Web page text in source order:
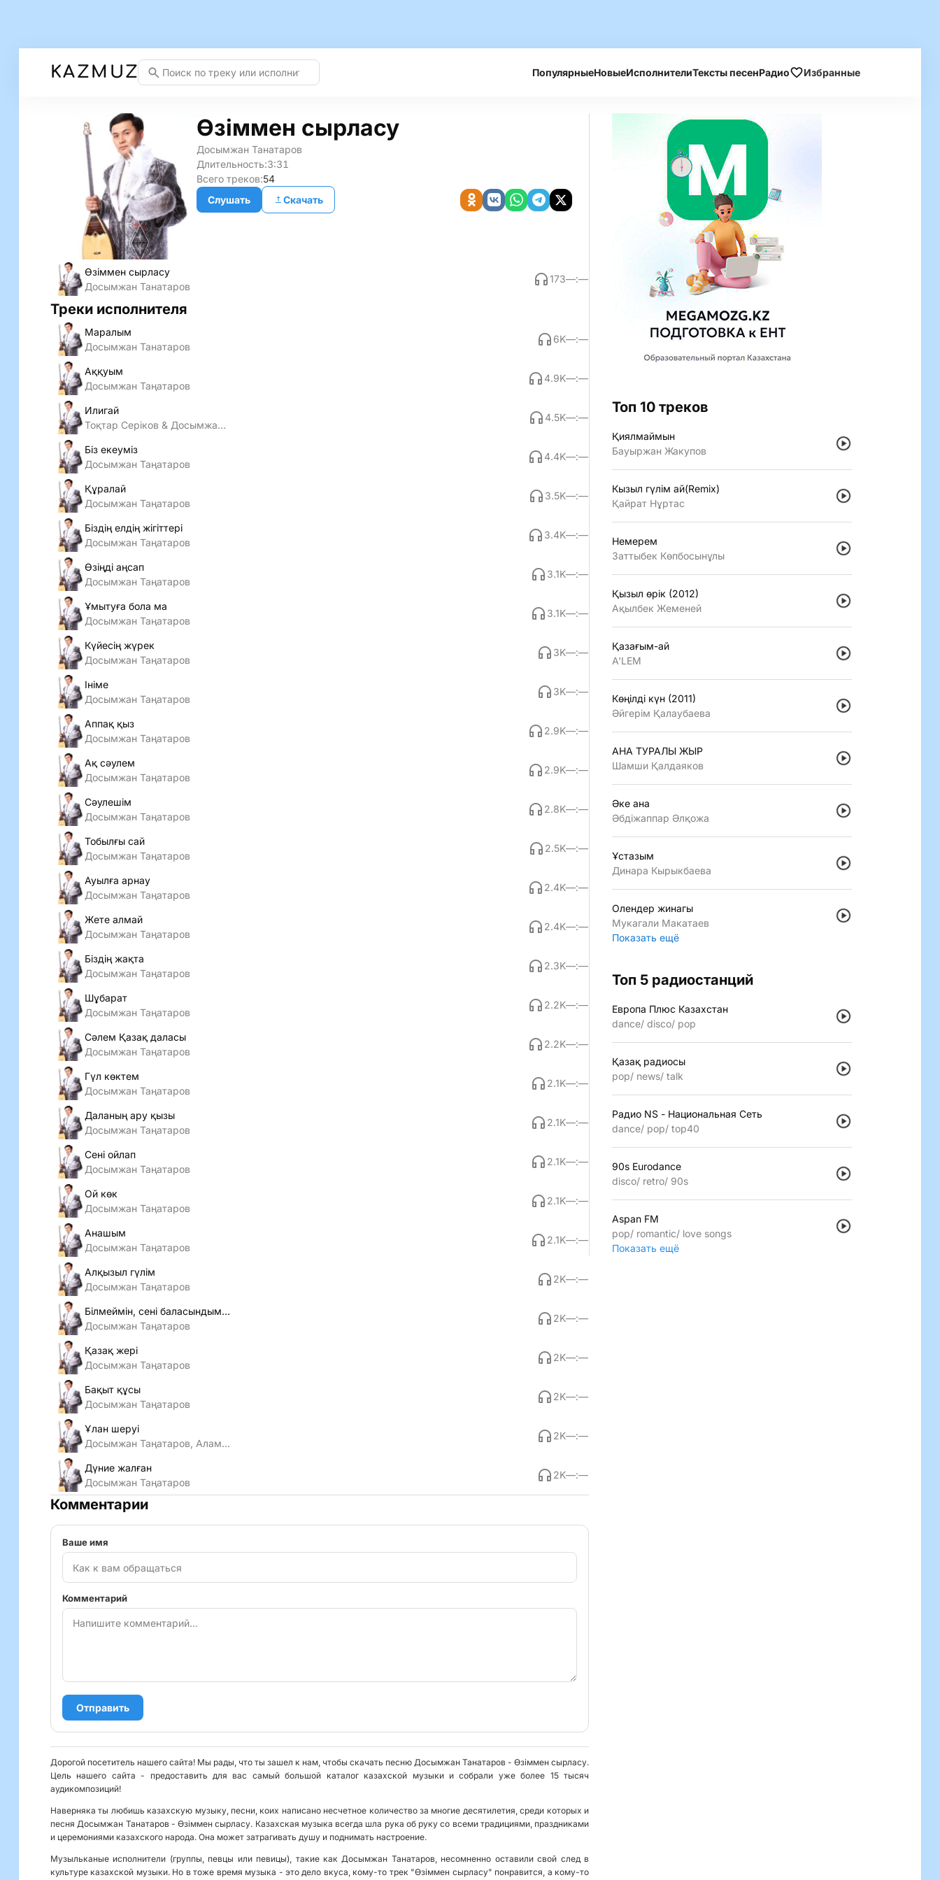
KAZMUZ ПопулярныеНовыеИсполнителиТексты песенРадио Избранные
Өзіммен сырласу
Досымжан Танатаров
Длительность:3:31
Всего треков:54
Слушать
Скачать
Өзіммен сырласу
Досымжан Танатаров
173—:—
Треки исполнителя
Маралым
Досымжан Танатаров
6K—:—
Аққуым
Досымжан Таңатаров
4.9K—:—
Илигай
Тоқтар Серіков & Досымжан Таңатаров & Саят Медеуов
4.5K—:—
Біз екеуміз
Досымжан Таңатаров
4.4K—:—
Құралай
Досымжан Таңатаров
3.5K—:—
Біздің елдің жігіттері
Досымжан Таңатаров
3.4K—:—
Өзiңдi аңсап
Досымжан Таңатаров
3.1K—:—
Ұмытуға бола ма
Досымжан Таңатаров
3.1K—:—
Күйесің жүрек
Досымжан Таңатаров
3K—:—
Ініме
Досымжан Таңатаров
3K—:—
Аппақ қыз
Досымжан Таңатаров
2.9K—:—
Ақ сәулем
Досымжан Таңатаров
2.9K—:—
Сәулешім
Досымжан Таңатаров
2.8K—:—
Тобылғы сай
Досымжан Таңатаров
2.5K—:—
Ауылға арнау
Досымжан Таңатаров
2.4K—:—
Жете алмай
Досымжан Таңатаров
2.4K—:—
Біздің жақта
Досымжан Таңатаров
2.3K—:—
Шұбарат
Досымжан Таңатаров
2.2K—:—
Сәлем Қазақ даласы
Досымжан Таңатаров
2.2K—:—
Гүл көктем
Досымжан Таңатаров
2.1K—:—
Даланың ару қызы
Досымжан Таңатаров
2.1K—:—
Сені ойлап
Досымжан Таңатаров
2.1K—:—
Ой көк
Досымжан Таңатаров
2.1K—:—
Анашым
Досымжан Таңатаров
2.1K—:—
Алқызыл гүлім
Досымжан Таңатаров
2K—:—
Білмеймін, сені баласындым ба
Досымжан Таңатаров
2K—:—
Қазақ жері
Досымжан Таңатаров
2K—:—
Бақыт құсы
Досымжан Таңатаров
2K—:—
Ұлан шеруі
Досымжан Таңатаров, Аламан
2K—:—
Дүние жалған
Досымжан Таңатаров
2K—:—
Комментарии
Ваше имя
Комментарий
Отправить
Дорогой посетитель нашего сайта! Мы рады, что ты зашел к нам, чтобы скачать песню Досымжан Танатаров - Өзіммен сырласу.
Цель нашего сайта - предоставить для вас самый большой каталог казахской музыки и собрали уже более 15 тысяч
аудикомпозиций!
Наверняка ты любишь казахскую музыку, песни, коих написано несчетное количество за многие десятилетия, среди которых и
песня Досымжан Танатаров - Өзіммен сырласу. Казахская музыка всегда шла рука об руку со всеми традициями, праздниками
и церемониями казахского народа. Она может затрагивать душу и поднимать настроение.
Музыльканые исполнители (группы, певцы или певицы), такие как Досымжан Танатаров, несомненно оставили свой след в
культуре казахской музыки. Но в тоже время музыка - это дело вкуса, кому-то трек "Өзіммен сырласу" понравится, а кому-то
Топ 10 треков
Қиялмаймын
Бауыржан Жакупов
Кызыл гүлiм ай(Remix)
Қайрат Нұртас
Немерем
Заттыбек Көпбосынұлы
Қызыл өрiк (2012)
Ақылбек Жеменей
Қазағым-ай
A'LEM
Көңiлдi күн (2011)
Әйгерiм Қалаубаева
АНА ТУРАЛЫ ЖЫР
Шамши Қалдаяков
Әке ана
Әбдiжаппар Әлқожа
Ұстазым
Динара Кырыкбаева
Олендер жинагы
Мукагали Макатаев
Показать ещё
Топ 5 радиостанций
Европа Плюс Казахстан
dance disco pop
Қазақ радиосы
pop
news talk
Радио NS - Национальная Сеть
dance pop top40
90s Eurodance
disco retro 90s
Aspan FM
pop
romantic
love songs
Показать ещё